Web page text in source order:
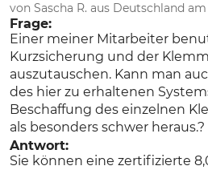
von Sascha R. aus Deutschland am
Frage:
Einer meiner Mitarbeiter
Kurzsicherung und der
auszutauschen. Kann man
des hier zu erhaltenen
Beschaffung des einzelnen
als besonders schwer heraus.?
Antwort:
Sie können eine zertifizierte